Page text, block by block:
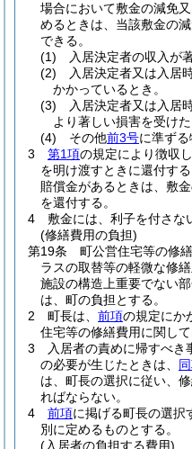
場合において敷金の減免
めるときは、当該敷金の
できる。
(1)
入居決定者の収入が
(2)
入居決定者又は入居
かかっているとき。
(3)
入居決定者又は入居
より著しい損害を受けた
(4)
その他前3号に準ずる
3
第1項の規定により徴収
を明け渡すときに還付する
賠償金があるときは、敷
を還付する。
4
敷金には、利子を付さな
(修繕費用の負担)
第19条
町公営住宅等の修繕
ラスの取替等の軽微な修
施設の構造上重要でない
は、町の負担とする。
2
町長は、 前項の規定にか
住宅等の修繕費用に関し
3
入居者の責めに帰すべき
の必要が生じたときは、
は、町長の選択に従い、
ればならない。
4
前項に掲げる町長の選択
別に定めるものとする。
(入居者の負担する費用)